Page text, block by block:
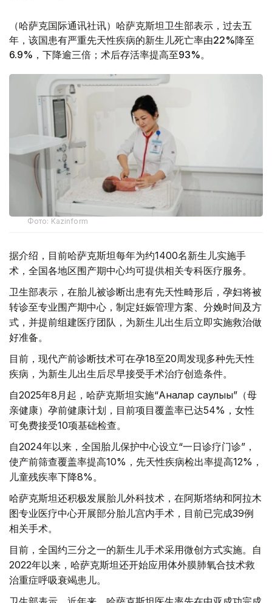
（哈萨克国际通讯社讯）哈萨克斯坦卫生部表示，过去五
年，该国患有严重先天性疾病的新生儿死亡率由22%降至
6.9%，下降逾三倍；术后存活率提高至93%。
Фото: Kazinform
据介绍，目前哈萨克斯坦每年为约1400名新生儿实施手
术，全国各地区围产期中心均可提供相关专科医疗服务。
卫生部表示，在胎儿被诊断出患有先天性畸形后，孕妇将被
转诊至专业围产期中心，制定妊娠管理方案、分娩时间及方
式，并提前组建医疗团队，为新生儿出生后立即实施救治做
好准备。
目前，现代产前诊断技术可在孕18至20周发现多种先天性
疾病，为新生儿出生后尽早接受手术治疗创造条件。
自2025年8月起，哈萨克斯坦实施“Аналар саулығы”（母
亲健康）孕前健康计划，目前项目覆盖率已达54%，女性
可免费接受10项基础检查。
自2024年以来，全国胎儿保护中心设立“一日诊疗门诊”，
使产前筛查覆盖率提高10%，先天性疾病检出率提高12%，
儿童残疾率下降8%。
哈萨克斯坦还积极发展胎儿外科技术，在阿斯塔纳和阿拉木
图专业医疗中心开展部分胎儿宫内手术，目前已完成39例
相关手术。
目前，全国约三分之一的新生儿手术采用微创方式实施。自
2022年以来，哈萨克斯坦还开始应用体外膜肺氧合技术救
治重症呼吸衰竭患儿。